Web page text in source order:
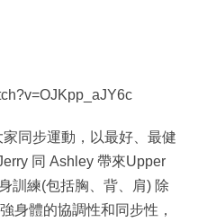
同步運動，以最好、最健
同 Ashley 帶來Upper
訓練(包括胸、背、肩) 除
身體的協調性和同步性，